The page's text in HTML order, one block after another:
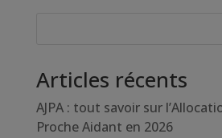
Articles récents
AJPA : tout savoir sur
Proche Aidant en 2026